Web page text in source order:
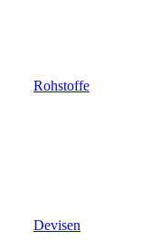
Rohstoffe
Devisen